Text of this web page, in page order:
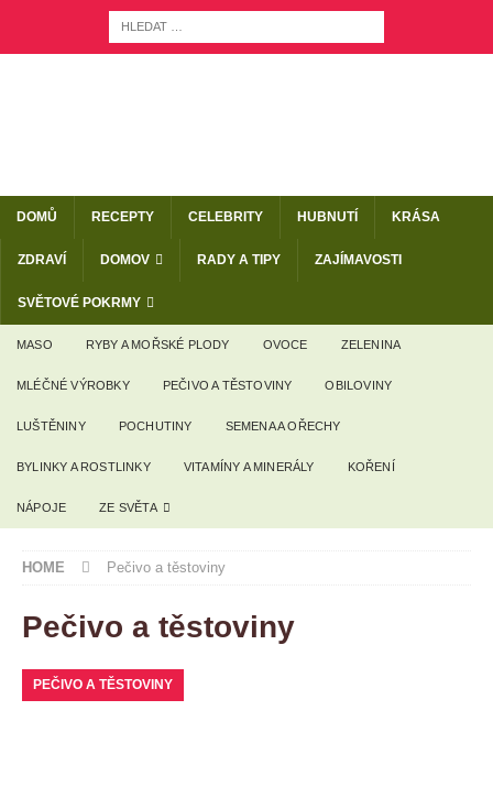
DOMŮ RECEPTY CELEBRITY HUBNUTÍ KRÁSA
ZDRAVÍ DOMOV RADY A TIPY ZAJÍMAVOSTI
SVĚTOVÉ POKRMY
MASO RYBY A MOŘSKÉ PLODY OVOCE ZELENINA
MLÉČNÉ VÝROBKY PEČIVO A TĚSTOVINY OBILOVINY
LUŠTĚNINY POCHUTINY SEMENA A OŘECHY
BYLINKY A ROSTLINKY VITAMÍNY A MINERÁLY KOŘENÍ
NÁPOJE ZE SVĚTA
HOME Pečivo a těstoviny
Pečivo a těstoviny
PEČIVO A TĚSTOVINY